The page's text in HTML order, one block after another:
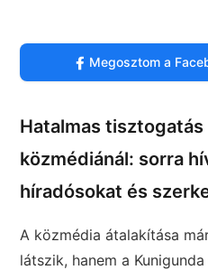
Megosztom a
Hatalmas tisztogatás
közmédiánál: sorra
híradósokat és
A közmédia átalakítása
látszik, hanem a